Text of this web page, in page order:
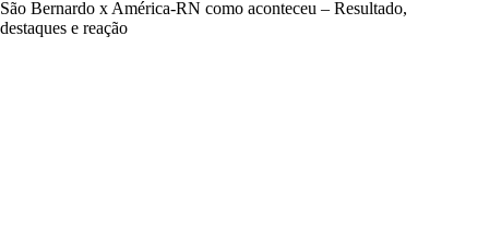
São Bernardo x América-RN como aconteceu – Resultado,
destaques e reação